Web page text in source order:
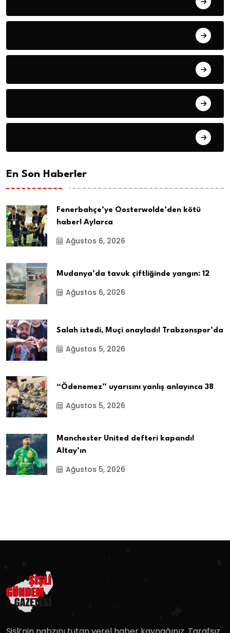
En Son Haberler
Fenerbahçe’ye Oosterwolde’den kötü
haber! Aylarca
Ağustos 6, 2026
Mudanya’da tavuk çiftliğinde yangın: 12
Ağustos 6, 2026
Salah istedi, Muçi onayladı! Trabzonspor’da
Ağustos 5, 2026
“Ödenemez” uyarısını yanlış anlayınca 38
Ağustos 5, 2026
Manchester United defteri kapandı!
Altay’ın
Ağustos 5, 2026